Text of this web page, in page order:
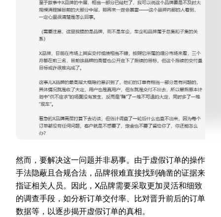
然而，要解决这一问题并非易事。由于虚假订单的操作
手法隐蔽且合规合法，品牌很难直接找到确凿的证据来
指证相关人员。因此，X品牌需要采取更加灵活和细致
的调查手段，如分析订单交付率、比对晋升前后的订单
数据等，以逐步揭开虚假订单的真相。